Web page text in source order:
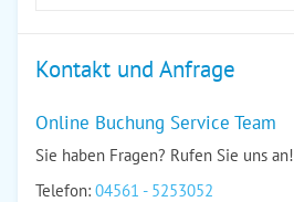
Kontakt und Anfrage
Online Buchung Service Team
Sie haben Fragen? Rufen Sie uns an!
Telefon: 04561 - 5253052